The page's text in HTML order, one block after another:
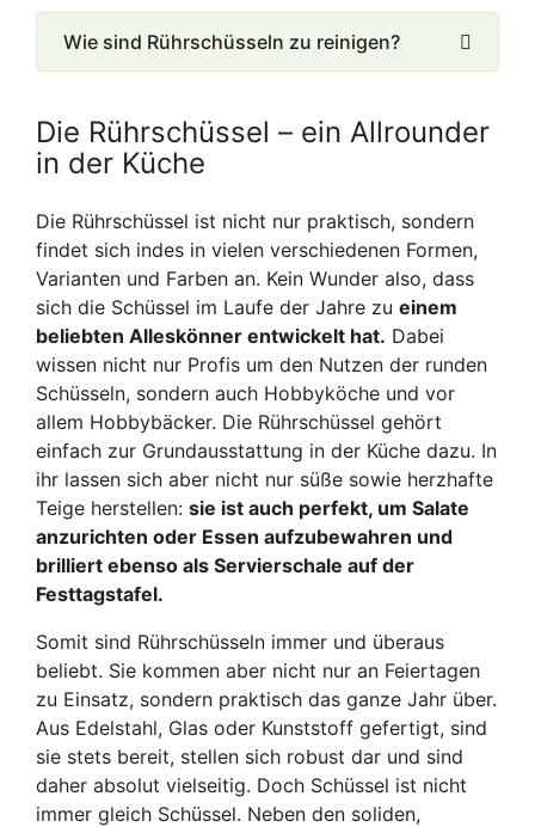
Wie sind Rührschüsseln zu reinigen?
Die Rührschüssel – ein Allrounder
in der Küche
Die Rührschüssel ist nicht nur praktisch, sondern
findet sich indes in vielen verschiedenen Formen,
Varianten und Farben an. Kein Wunder also, dass
sich die Schüssel im Laufe der Jahre zu einem
beliebten Alleskönner entwickelt hat. Dabei
wissen nicht nur Profis um den Nutzen der runden
Schüsseln, sondern auch Hobbyköche und vor
allem Hobbybäcker. Die Rührschüssel gehört
einfach zur Grundausstattung in der Küche dazu. In
ihr lassen sich aber nicht nur süße sowie herzhafte
Teige herstellen: sie ist auch perfekt, um Salate
anzurichten oder Essen aufzubewahren und
brilliert ebenso als Servierschale auf der
Festtagstafel.
Somit sind Rührschüsseln immer und überaus
beliebt. Sie kommen aber nicht nur an Feiertagen
zu Einsatz, sondern praktisch das ganze Jahr über.
Aus Edelstahl, Glas oder Kunststoff gefertigt, sind
sie stets bereit, stellen sich robust dar und sind
daher absolut vielseitig. Doch Schüssel ist nicht
immer gleich Schüssel. Neben den soliden,